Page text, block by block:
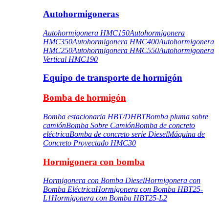
Autohormigoneras
Autohormigonera HMC150Autohormigonera
HMC350Autohormigonera HMC400Autohormigonera
HMC250Autohormigonera HMC550Autohormigonera
Vertical HMC190
Equipo de transporte de hormigón
Bomba de hormigón
Bomba estacionaria HBT/DHBTBomba pluma sobre
camiónBomba Sobre CamiónBomba de concreto
eléctricaBomba de concreto serie DieselMáquina de
Concreto Proyectado HMC30
Hormigonera con bomba
Hormigonera con Bomba DieselHormigonera con
Bomba EléctricaHormigonera con Bomba HBT25-
L1Hormigonera con Bomba HBT25-L2